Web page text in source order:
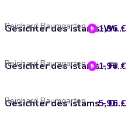
Gesichter des Islams-Wissen und Fortschritt
Reinhard Baumgarten 1,96 €
Gesichter des Islams - Frieden und Gewalt
Reinhard Baumgarten 1,96 €
Gesichter des Islams - Die Box
Reinhard Baumgarten 5,96 €